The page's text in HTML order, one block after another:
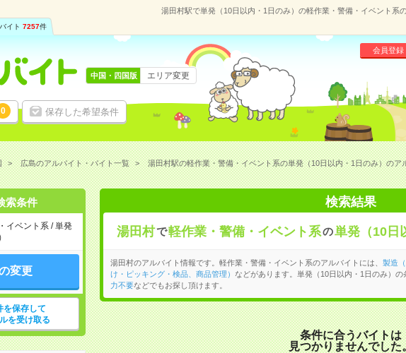
湯田村駅で単発（10日以内・1日のみ）の軽作業・警備・イベント系
イト 7257件
0 保存した希望条件
会員登録
中国・四国版 エリア変更
広島のアルバイト・バイト一覧 湯田村駅の軽作業・警備・イベント系の単発（10日以内・1日のみ）のア
索条件
イベント系 / 単発
変更
を保存して
を受け取る
検索結果
湯田村で軽作業・警備・イベント系の単発（10日
湯田村のアルバイト情報です。軽作業・警備・イベント系のアルバイトには、 製造
け・ピッキング・検品、商品管理） などがあります。単発（10日以内・1日のみ）の
力不要などでもお探し頂けます。
条件に合うバイトは
見つかりませんでした